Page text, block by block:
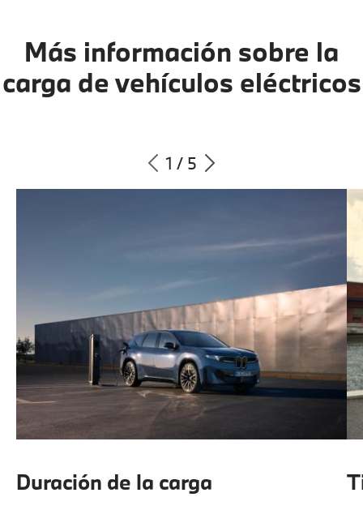
Más información sobre la
carga de vehículos eléctricos
1 / 5
Duración de la carga